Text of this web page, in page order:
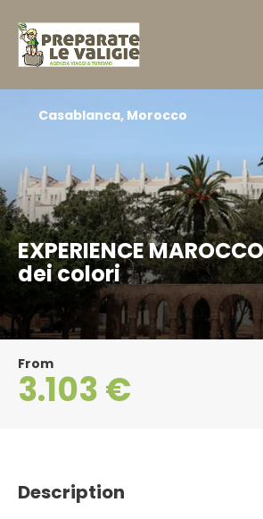
EXPERIENCE
dei colori
Casablanca, Morocco
From
3.103 €
Description